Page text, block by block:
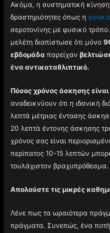
Ακόμα, η συστηματική
δραστηριότητες όπως ηγιόγκα
σεροτονίνης με φυσικό
μελέτη διαπίστωσε ότι μόνο
εβδομάδα παρείχαν
ένα αντικαταθλιπτικό.
Πόσος χρόνος άσκησης
αναδεικνύουν ότι η ιδανική
λεπτά μέτριας έντασης
20 λεπτά έντονης άσκησης
χρόνος σας είναι
περίπατος 10-15 λεπτών
τουλάχιστον βραχυπρόθεσμα.
Απολαύστε τις μικρές
Λένε πως τα ωραιότερα
πράγματα. Συνεπώς, ένα